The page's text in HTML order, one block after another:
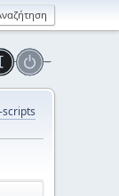
scripts